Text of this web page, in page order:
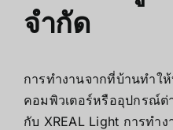
จำกัด
การทำงานจากที่บ้านทำให้
คอมพิวเตอร์หรืออุปกรณ์ต่
กับ XREAL Light การทำ